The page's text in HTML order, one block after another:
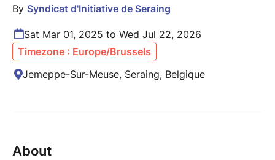
By Syndicat d'Initiative de Seraing
Sat Mar 01, 2025 to Wed Jul 22, 2026
Timezone : Europe/Brussels
Jemeppe-Sur-Meuse, Seraing, Belgique
About